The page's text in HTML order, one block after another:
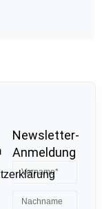
Newsletter-
Anmeldung